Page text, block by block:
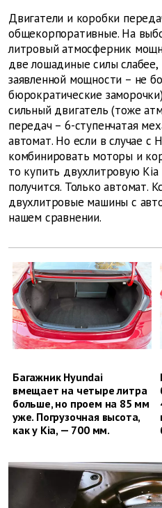
Двигатели и коробки
общекорпоративные. На
литровый атмосферник
две лошадиные силы слабее,
заявленной мощности – не
бюрократические
сильный двигатель (тоже
передач – 6-ступенчатая
автомат. Но если в случае с
комбинировать моторы и
то купить двухлитровую
получится. Только автомат.
двухлитровые машины с
нашем сравнении.
Багажник Hyundai
вмещает на четыре литра
больше, но проем на 85 мм
уже. Погрузочная высота,
как у Kia, — 700 мм.